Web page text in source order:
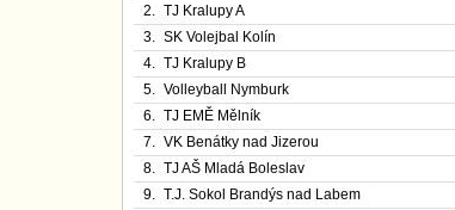
2. TJ Kralupy A
3. SK Volejbal Kolín
4. TJ Kralupy B
5. Volleyball Nymburk
6. TJ EMĚ Mělník
7. VK Benátky nad Jizerou
8. TJ AŠ Mladá Boleslav
9. T.J. Sokol Brandýs nad Labem